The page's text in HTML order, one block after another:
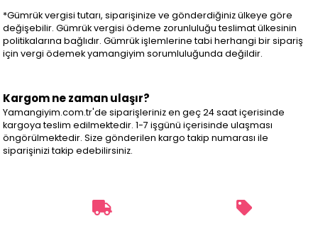
*Gümrük vergisi tutarı, siparişinize ve gönderdiğiniz ülkeye göre
değişebilir. Gümrük vergisi ödeme zorunluluğu teslimat ülkesinin
politikalarına bağlıdır. Gümrük işlemlerine tabi herhangi bir sipariş
için vergi ödemek yamangiyim sorumluluğunda değildir.
Kargom ne zaman ulaşır?
Yamangiyim.com.tr'de siparişleriniz en geç 24 saat içerisinde
kargoya teslim edilmektedir. 1-7 işgünü içerisinde ulaşması
öngörülmektedir. Size gönderilen kargo takip numarası ile
siparişinizi takip edebilirsiniz.